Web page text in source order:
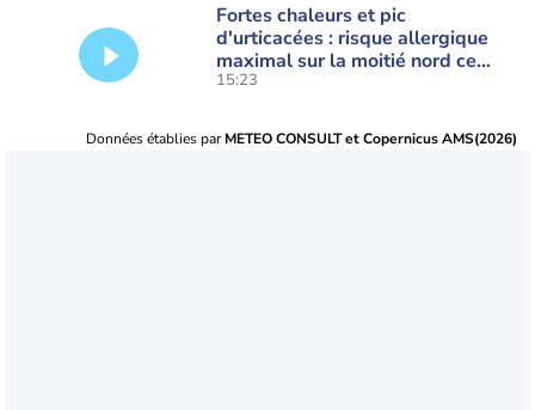
Fortes chaleurs et pic
d'urticacées : risque allergique
maximal sur la moitié nord ce
vendredi
15:23
Données établies parMETEO CONSULT et Copernicus AMS(2026)